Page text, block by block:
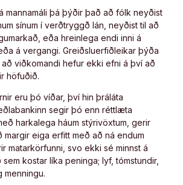
mannamáli þá þýðir það að fólk neyðist
sínum í verðtryggð lán, neyðist til að
eða hreinlega endi inni á
á vergangi. Greiðsluerfiðleikar þýða
viðkomandi hefur ekki efni á því að
höfuðið.
eru þó víðar, því hin þráláta
segir þó enn réttlæta
harkalega háum stýrivöxtum, gerir
margir eiga erfitt með að ná endum
matarkörfunni, svo ekki sé minnst á
sem kostar líka peninga; lyf, tómstundir,
menningu.